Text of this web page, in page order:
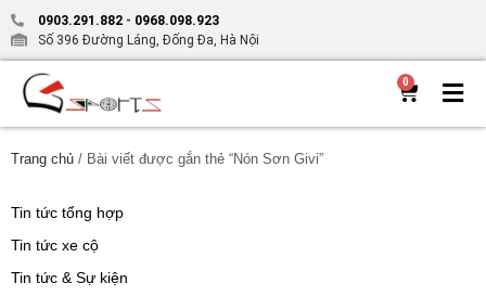
0903.291.882 - 0968.098.923
Số 396 Đường Láng, Đống Đa, Hà Nội
0
Trang chủ / Bài viết được gắn thẻ “Nón Sơn Givi”
Tin tức tổng hợp
Tin tức xe cộ
Tin tức & Sự kiện